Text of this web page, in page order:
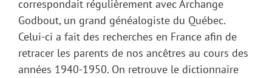
correspondait régulièrement avec Archange
Godbout, un grand généalogiste du Québec.
Celui-ci a fait des recherches en France afin de
retracer les parents de nos ancêtres au cours des
années 1940-1950. On retrouve le dictionnaire